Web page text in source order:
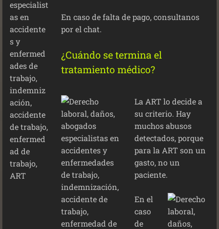
En caso de falta de pago, consultanos
por el chat.
¿Cuándo se termina el
tratamiento médico?
La ART lo decide a
su criterio. Hay
muchos abusos
detectados, porque
para la ART son un
gasto, no un
paciente.
En el
caso
de